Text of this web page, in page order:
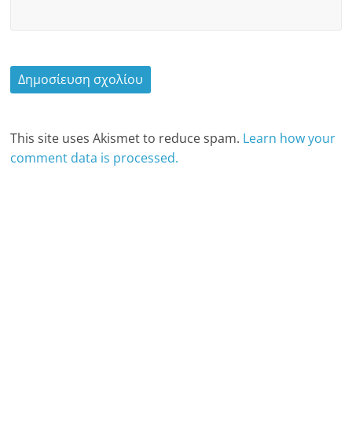
This site uses Akismet to reduce spam. Learn how your
comment data is processed.